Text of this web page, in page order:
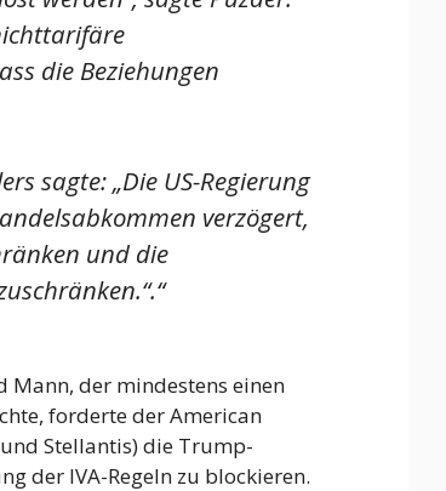
die Beziehungen
sagte: „Die US-Regierung
verzögert,
und die
.“
Mann, der mindestens einen
forderte der American
Stellantis) die Trump-
der IVA-Regeln zu blockieren.